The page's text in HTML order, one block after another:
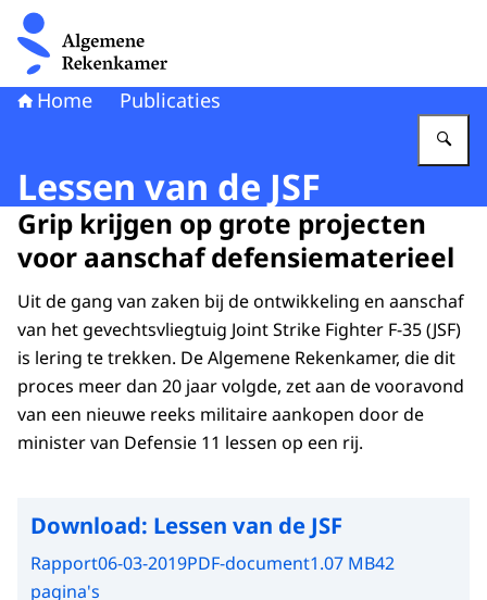
Naar de homepage van Algemene Rekenkamer
Home Publicaties
Lessen van de JSF
Grip krijgen op grote projecten
voor aanschaf defensiematerieel
Uit de gang van zaken bij de ontwikkeling en aanschaf
van het gevechtsvliegtuig Joint Strike Fighter F-35 (JSF)
is lering te trekken. De Algemene Rekenkamer, die dit
proces meer dan 20 jaar volgde, zet aan de vooravond
van een nieuwe reeks militaire aankopen door de
minister van Defensie 11 lessen op een rij.
Download: Lessen van de JSF
Rapport06-03-2019PDF-document1.07 MB42
pagina's